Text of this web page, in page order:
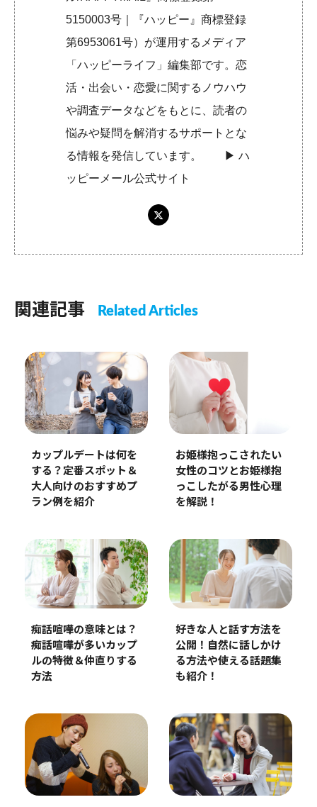
5150003号｜『ハッピー』商標登録
第6953061号）が運用するメディア
「ハッピーライフ」編集部です。恋
活・出会い・恋愛に関するノウハウ
や調査データなどをもとに、読者の
悩みや疑問を解消するサポートとな
る情報を発信しています。 ▶︎ハ
ッピーメール公式サイト
関連記事 Related Articles
カップルデートは何を
する？定番スポット＆
大人向けのおすすめプ
ラン例を紹介
お姫様抱っこされたい
女性のコツとお姫様抱
っこしたがる男性心理
を解説！
痴話喧嘩の意味とは？
痴話喧嘩が多いカップ
ルの特徴＆仲直りする
方法
好きな人と話す方法を
公開！自然に話しかけ
る方法や使える話題集
も紹介！